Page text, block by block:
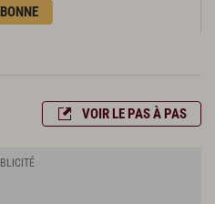
cornichons)
poudre
VOIR LE PAS À PAS